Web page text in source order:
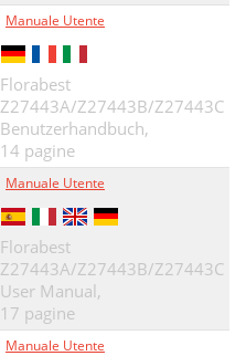
Manuale Utente
Florabest
Z27443A/Z27443B/Z27443C
Benutzerhandbuch,
14 pagine
Manuale Utente
Florabest
Z27443A/Z27443B/Z27443C
User Manual,
17 pagine
Manuale Utente